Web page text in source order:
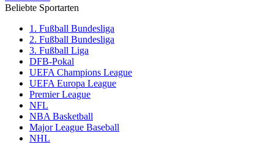
Beliebte Sportarten
1. Fußball Bundesliga
2. Fußball Bundesliga
3. Fußball Liga
DFB-Pokal
UEFA Champions League
UEFA Europa League
Premier League
NFL
NBA Basketball
Major League Baseball
NHL